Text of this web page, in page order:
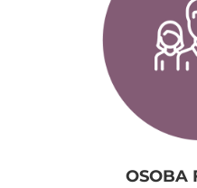
OSOBA